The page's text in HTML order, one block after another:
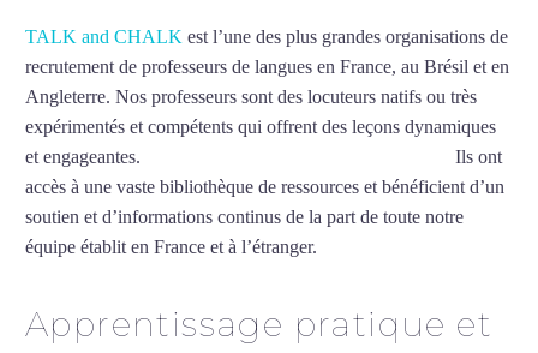
TALK and CHALK est l’une des plus grandes organisations de
recrutement de professeurs de langues en France, au Brésil et en
Angleterre. Nos professeurs sont des locuteurs natifs ou très
expérimentés et compétents qui offrent des leçons dynamiques
et engageantes.
Ils ont
accès à une vaste bibliothèque de ressources et bénéficient d’un
soutien et d’informations continus de la part de toute notre
équipe établit en France et à l’étranger.
Apprentissage pratique et